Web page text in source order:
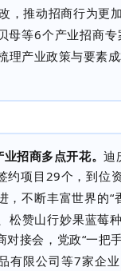
，推动招商行为更
母等6个产业招商专
理产业政策与要素
招商多点开花。迪
约项目 29个，到位
，不断丰富世界的
松赞山行妙果蓝莓
接会，党政“一把
有限公司等7家企